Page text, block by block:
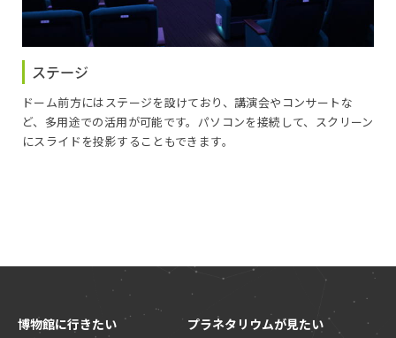
ステージ
ドーム前方にはステージを設けており、講演会やコンサートな
ど、多用途での活用が可能です。パソコンを接続して、スクリーン
にスライドを投影することもできます。
博物館に行きたい プラネタリウムが見たい